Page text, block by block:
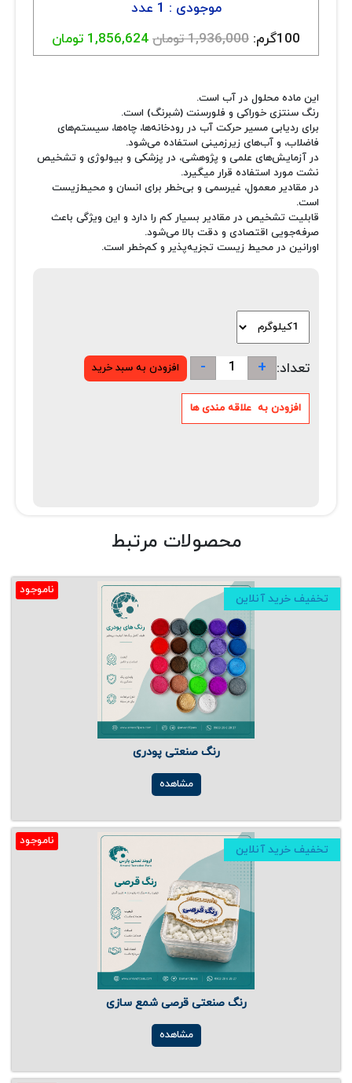
موجودی : 1 عدد
100گرم:
1,936,000 تومان 1,856,624 تومان
این ماده محلول در آب است.
رنگ سنتزی خوراکی و فلورسنت (شبرنگ) است.
برای ردیابی مسیر حرکت آب در رودخانه‌ها، چاه‌ها، سیستم‌های
فاضلاب، و آب‌های زیرزمینی استفاده می‌شود.
در آزمایش‌های علمی و پژوهشی، در پزشکی و بیولوژی و تشخیص
نشت مورد استفاده قرار میگیرد.
در مقادیر معمول، غیرسمی و بی‌خطر برای انسان و محیط‌زیست
است.
قابلیت تشخیص در مقادیر بسیار کم را دارد و این ویژگی باعث
صرفه‌جویی اقتصادی و دقت بالا می‌شود.
اورانین در محیط زیست تجزیه‌پذیر و کم‌خطر است.
تعداد: +
-
محصولات مرتبط
ناموجود
تخفیف خرید آنلاین
رنگ صنعتی پودری
مشاهده
ناموجود
تخفیف خرید آنلاین
رنگ صنعتی قرصی شمع سازی
مشاهده